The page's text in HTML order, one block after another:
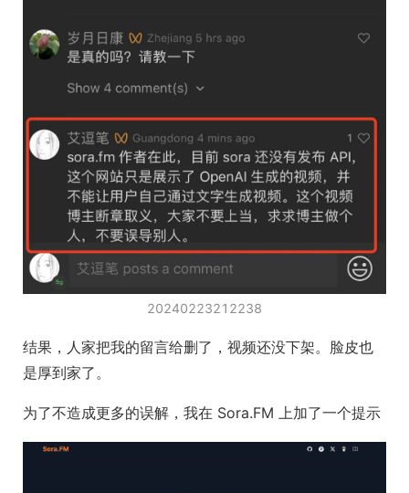
20240223212238
结果，人家把我的留言给删了，视频还没下架。脸皮也
是厚到家了。
为了不造成更多的误解，我在 Sora.FM 上加了一个提示